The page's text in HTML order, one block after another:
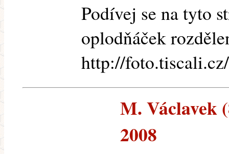
Podívej se na tyto
oplodňáček
http://
M. Václavek
2008